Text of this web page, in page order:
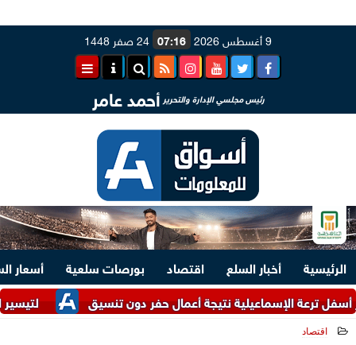
9 أغسطس 2026 07:16 24 صفر 1448
رئيس مجلسي الإدارة والتحرير أحمد عامر
الرئيسية أخبار السلع اقتصاد بورصات سلعية
أسعار
لتيسير الإجراءات..
الإسماعيلية نتيجة أعمال حفر دون تنسيق
اقتصاد